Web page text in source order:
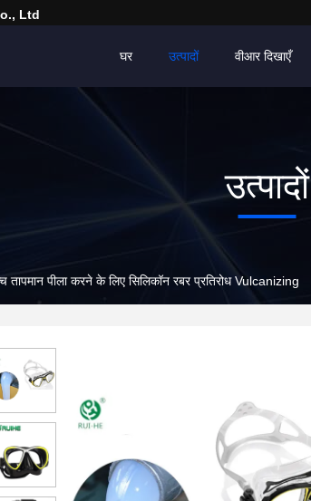
Ltd
घर उत्पादों वीआर दिखाएँ
उत्पादों
तापमान पीला करने के लिए सिलिकॉन रबर प्रतिरोध Vulcanizing